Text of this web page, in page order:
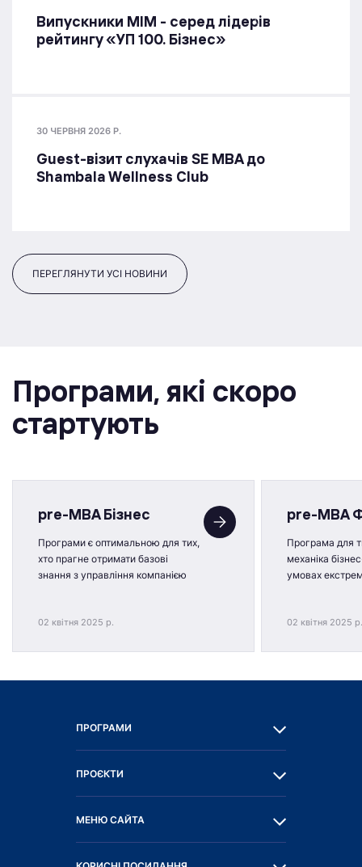
Випускники МІМ - серед лідерів
рейтингу «УП 100. Бізнес»
30 ЧЕРВНЯ 2026 Р.
Guest-візит слухачів SE MBA до
Shambala Wellness Club
ПЕРЕГЛЯНУТИ УСІ НОВИНИ
Програми, якi скоро
стартують
pre-MBA Бізнес
Програми є оптимальною для тих,
хто прагне отримати базові
знання з управління компанією
02 квітня 2025 р.
pre-MBA
Програма для
механіка
умовах
02 квітня 2025 р.
ПРОГРАМИ
ПРОЄКТИ
МЕНЮ САЙТА